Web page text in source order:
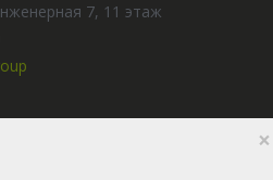
×
7, 11 этаж
© Greenway